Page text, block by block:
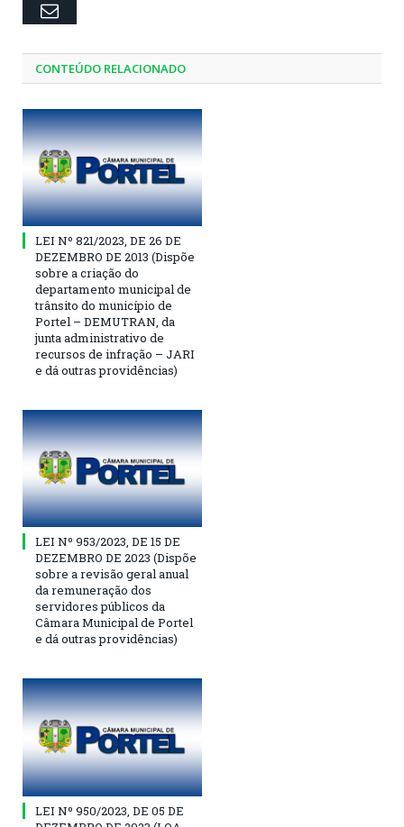
Email
CONTEÚDO RELACIONADO
LEI Nº 821/2023, DE 26 DE
DEZEMBRO DE 2013 (Dispõe
sobre a criação do
departamento municipal de
trânsito do município de
Portel – DEMUTRAN, da
junta administrativo de
recursos de infração – JARI
e dá outras providências)
LEI Nº 953/2023, DE 15 DE
DEZEMBRO DE 2023 (Dispõe
sobre a revisão geral anual
da remuneração dos
servidores públicos da
Câmara Municipal de Portel
e dá outras providências)
LEI Nº 950/2023, DE 05 DE